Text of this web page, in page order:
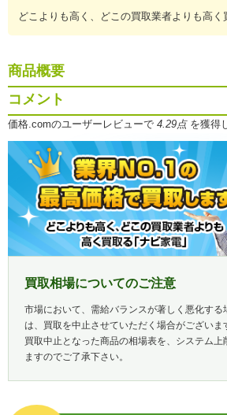
どこよりも高く、どこの買取業者よりも高く
商品概要
コメント
価格.comのユーザーレビューで 4.29点を獲得
買取相場についてのご注意
市場において、需給バランスが著しく悪化す
は、買取を中止させていただく場合がございま
買取中止となった商品の相場表を、システム
ますのでご了承下さい。